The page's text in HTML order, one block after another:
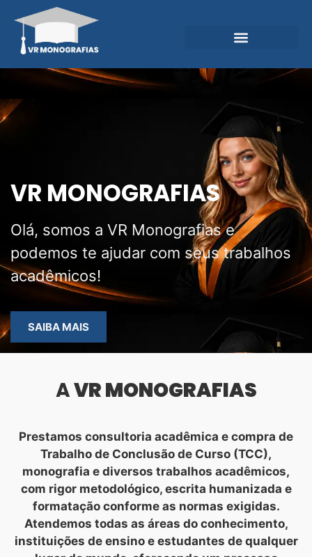
VR MONOGRAFIAS
Olá, somos a VR Monografias e
podemos te ajudar com seus trabalhos
acadêmicos!
SAIBA MAIS
AVR MONOGRAFIAS
Prestamos consultoria acadêmica e compra de
Trabalho de Conclusão de Curso (TCC),
monografia e diversos trabalhos acadêmicos,
com rigor metodológico, escrita humanizada e
formatação conforme as normas exigidas.
Atendemos todas as áreas do conhecimento,
instituições de ensino e estudantes de qualquer